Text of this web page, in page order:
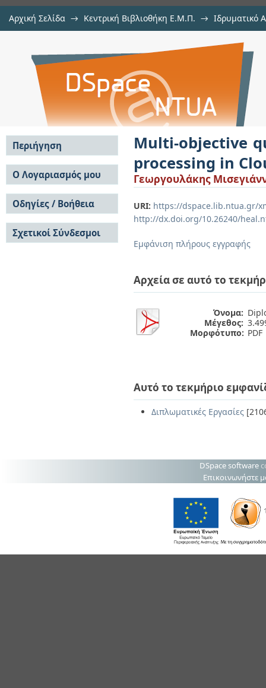
Αρχική Σελίδα → Κεντρική Βιβλιοθήκη Ε.Μ.Π. → Ιδρυματικό
Multi-objective query
Computing
Multi-objective
processing in
Γεωργουλάκης
URI: https://dspace.lib.ntua.gr/
http://dx.doi.org/10.26240/
Εμφάνιση πλήρους εγγραφής
Αρχεία σε αυτό το
Όνομα:
Μέγεθος:
Μορφότυπο: PDF
Αυτό το τεκμήριο
Διπλωματικές Εργασίες
Περιήγηση
Σε όλο το DSpace
Κοινότητες & Συλλογές
Ανά Ημερομηνία
Έκδοσης
Συγγραφείς
Τίτλοι
Θέματα
Ο Λογαριασμός μου
Σύνδεση
Εγγραφή
Οδηγίες / Βοήθεια
Οδηγίες Υποβολής
Οδηγίες Χρήσης ΙΑ
Συχνές Ερωτήσεις
Σχετικοί Σύνδεσμοι
DSpace software
Επικοινωνήστε